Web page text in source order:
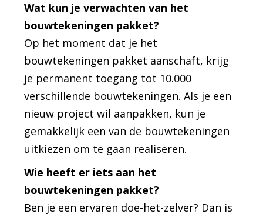
Wat kun je verwachten van het
bouwtekeningen pakket?
Op het moment dat je het
bouwtekeningen pakket aanschaft, krijg
je permanent toegang tot 10.000
verschillende bouwtekeningen. Als je een
nieuw project wil aanpakken, kun je
gemakkelijk een van de bouwtekeningen
uitkiezen om te gaan realiseren.
Wie heeft er iets aan het
bouwtekeningen pakket?
Ben je een ervaren doe-het-zelver? Dan is